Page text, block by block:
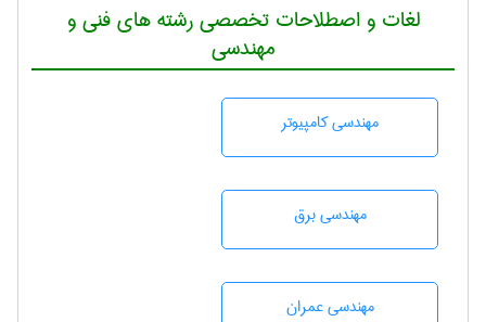
لغات و اصطلاحات تخصصی رشته های فنی و
مهندسی
مهندسی كامپيوتر
مهندسی برق
مهندسی عمران